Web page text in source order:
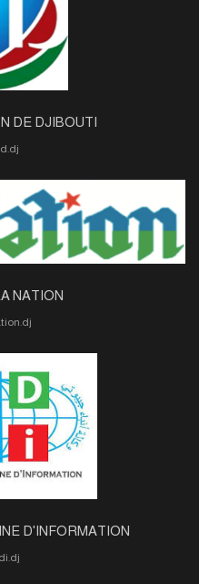
DE DJIBOUTI
NATION
D'INFORMATION